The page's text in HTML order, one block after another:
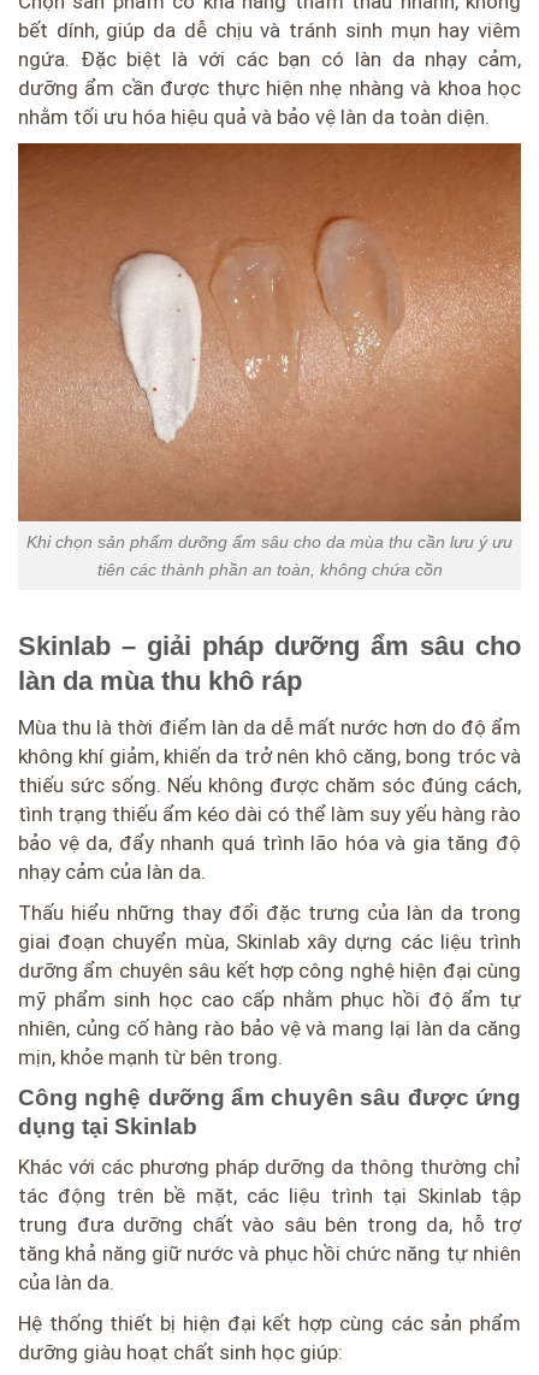
bết dính, giúp da dễ chịu và tránh sinh mụn hay viêm
ngứa. Đặc biệt là với các bạn có làn da nhạy cảm,
dưỡng ẩm cần được thực hiện nhẹ nhàng và khoa học
nhằm tối ưu hóa hiệu quả và bảo vệ làn da toàn diện.
Khi chọn sản phẩm dưỡng ẩm sâu cho da mùa thu cần lưu ý ưu
tiên các thành phần an toàn, không chứa cồn
Skinlab – giải pháp dưỡng ẩm sâu cho
làn da mùa thu khô ráp
Mùa thu là thời điểm làn da dễ mất nước hơn do độ ẩm
không khí giảm, khiến da trở nên khô căng, bong tróc và
thiếu sức sống. Nếu không được chăm sóc đúng cách,
tình trạng thiếu ẩm kéo dài có thể làm suy yếu hàng rào
bảo vệ da, đẩy nhanh quá trình lão hóa và gia tăng độ
nhạy cảm của làn da.
Thấu hiểu những thay đổi đặc trưng của làn da trong
giai đoạn chuyển mùa, Skinlab xây dựng các liệu trình
dưỡng ẩm chuyên sâu kết hợp công nghệ hiện đại cùng
mỹ phẩm sinh học cao cấp nhằm phục hồi độ ẩm tự
nhiên, củng cố hàng rào bảo vệ và mang lại làn da căng
mịn, khỏe mạnh từ bên trong.
Công nghệ dưỡng ẩm chuyên sâu được ứng
dụng tại Skinlab
Khác với các phương pháp dưỡng da thông thường chỉ
tác động trên bề mặt, các liệu trình tại Skinlab tập
trung đưa dưỡng chất vào sâu bên trong da, hỗ trợ
tăng khả năng giữ nước và phục hồi chức năng tự nhiên
của làn da.
Hệ thống thiết bị hiện đại kết hợp cùng các sản phẩm
dưỡng giàu hoạt chất sinh học giúp: